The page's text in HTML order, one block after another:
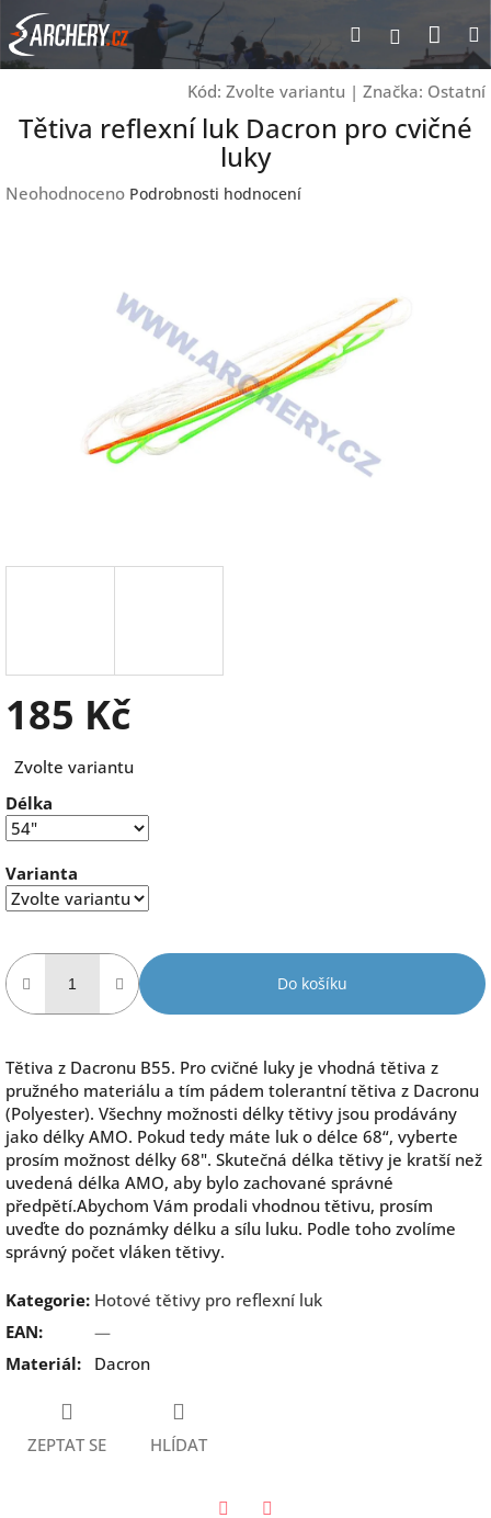
Přejít
na
obsah
Hledat
Kód: Zvolte variantu | Značka: Ostatní
Tětiva reflexní luk Dacron pro cvičné
luky
Průměrné
Neohodnoceno Podrobnosti hodnocení
185 Kč
cena:
Zvolte variantu
Délka
Varianta
Do košíku
Tětiva z Dacronu B55. Pro cvičné luky je vhodná tětiva z
pružného materiálu a tím pádem tolerantní tětiva z Dacronu
(Polyester). Všechny možnosti délky tětivy jsou prodávány
jako délky AMO. Pokud tedy máte luk o délce 68“, vyberte
prosím možnost délky 68". Skutečná délka tětivy je kratší než
uvedená délka AMO, aby bylo zachované správné
předpětí.Abychom Vám prodali vhodnou tětivu, prosím
uveďte do poznámky délku a sílu luku. Podle toho zvolíme
správný počet vláken tětivy.
Kategorie: Hotové tětivy pro reflexní luk
EAN:
—
Materiál: Dacron
ZEPTAT SE HLÍDAT